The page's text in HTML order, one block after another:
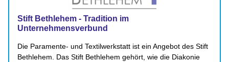
Stift Bethlehem - Tradition im
Unternehmensverbund
Die Paramente- und Textilwerkstatt ist ein Angebot des Stift
Bethlehem. Das Stift Bethlehem gehört, wie die Diakonie